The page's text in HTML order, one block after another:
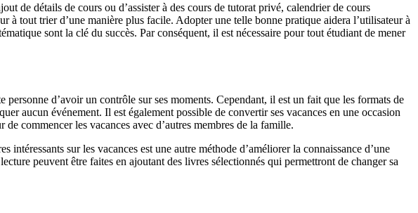
de détails de cours ou d’assister à des cours de tutorat privé, calendrier de cours
à tout trier d’une manière plus facile. Adopter une telle bonne pratique aidera l’utilisateur à
sont la clé du succès. Par conséquent, il est nécessaire pour tout étudiant de mener
d’avoir un contrôle sur ses moments. Cependant, il est un fait que les formats de
aucun événement. Il est également possible de convertir ses vacances en une occasion
commencer les vacances avec d’autres membres de la famille.
sur les vacances est une autre méthode d’améliorer la connaissance d’une
peuvent être faites en ajoutant des livres sélectionnés qui permettront de changer sa